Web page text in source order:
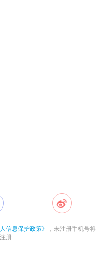
人信息保护政策》
，未注册手机号将
册